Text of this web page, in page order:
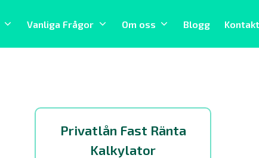
Vanliga Frågor Om oss Blogg
Privatlån Fast Ränta
Kalkylator